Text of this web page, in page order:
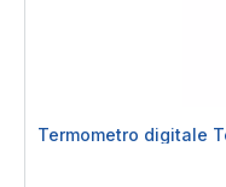
Termometro digitale